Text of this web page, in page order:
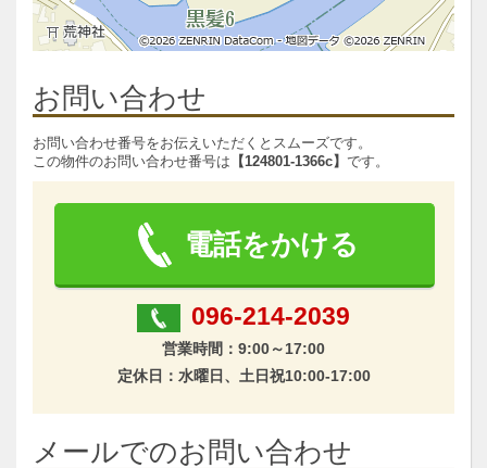
お問い合わせ
お問い合わせ番号をお伝えいただくとスムーズです。
この物件のお問い合わせ番号は 【124801-1366c】 です。
電話をかける
096-214-2039
営業時間：9:00～17:00
定休日：水曜日、土日祝10:00‐17:00
メールでのお問い合わせ